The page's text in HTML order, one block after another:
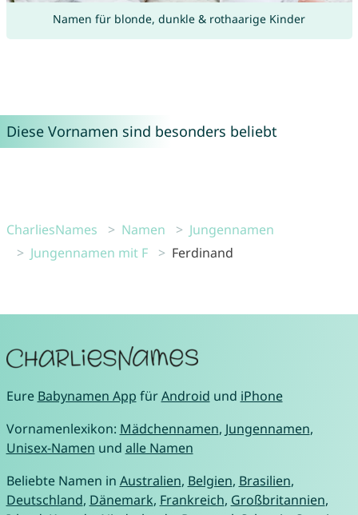
Namen für blonde, dunkle & rothaarige Kinder
Diese Vornamen sind besonders beliebt
CharliesNames Namen
Jungennamen
Jungennamen mit F
Ferdinand
Eure Babynamen App fürAndroid und iPhone
Vornamenlexikon: Mädchennamen, Jungennamen,
Unisex-Namen und alle Namen
Beliebte Namen in Australien, Belgien, Brasilien,
Deutschland, Dänemark, Frankreich, Großbritannien,